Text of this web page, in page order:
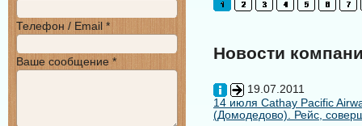
Новости
19.07.2011
14 июля Cathay Pacific
(Домодедово). Рейс,
Телефон / Email *
Ваше сообщение *